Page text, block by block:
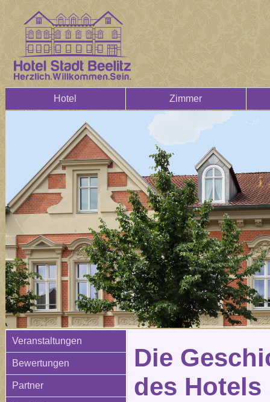
Hotel Zimmer
Veranstaltungen
Bewertungen
Partner
Die
des Hotels